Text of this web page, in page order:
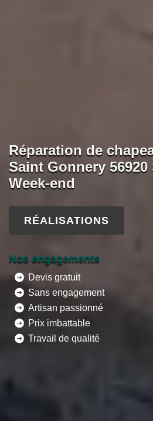
Réparation de
Saint Gonnery 56920
Week-end
RÉALISATIONS
Nos engagements
Devis gratuit
Sans engagement
Artisan passionné
Prix imbattable
Travail de qualité